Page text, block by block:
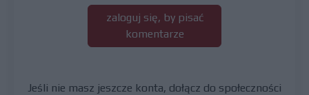
zaloguj się, by pisać
komentarze
Jeśli nie masz jeszcze konta, dołącz do społeczności